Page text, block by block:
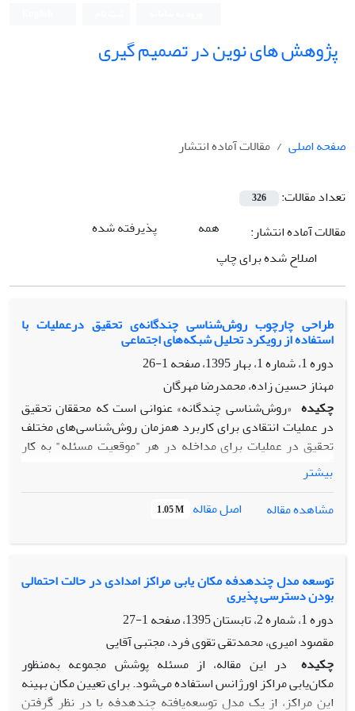
پژوهش های نوین در تصمیم گیری
صفحه اصلی مقالات آماده انتشار
تعداد مقالات: 326
مقالات آماده انتشار: همه
پذیرفته شده
اصلاح شده برای چاپ
طراحی چارچوب روش‌شناسی چندگانه‌ی تحقیق درعملیات با
استفاده از رویکرد تحلیل شبکه‌های اجتماعی
دوره 1، شماره 1، بهار 1395، صفحه
1-26
مهناز حسین زاده، محمدرضا مهرگان
چکیده «روش‌شناسی چندگانه» عنوانی است که محققان تحقیق
در عملیات انتقادی برای کاربرد همزمان روش‌شناسی‌های مختلف
تحقیق در عملیات برای مداخله در هر "موقعیت مسئله" به کار
گرفته‌اند. این اندیشمندان بر این باورند که می‌توان ضمن
درنظرگرفتن نقاط قوت و ضعف روش‌شناسی‌های مختلف تحقیق در
عملیات با توجه به مبانی نظری آنها و علی‌رغم ریشه داشتن در
پارادایم‌های متفاوت، این روش‌شناسی‌ها را به صورت مکمل برای
بهبود یک موقعیت مسئله به کار گرفت. در این پژوهش تلاش شده
و نرم‌افزارهای UCINET و NetDraw، چارچوب روش‌شناسی
چندگانه محققان پیشین تکمیل گردد. این‌گونه که
توجه به ابعاد موقعیت مسئله در ایران پیشنهاد کنیم. محاسبه
مواردی از قبیل مرکزیت درجه، نقاط ایزوله، قدرتمندترین
روش‌شناسی‌ها و موارد نیازمند توسعه در روش‌شناسی‌های
تحقیق‌در عملیات مشخص کرده‌اند. تحلیل‌های حاصل از پژوهش،
بیشتر
مشاهده مقاله
اصل مقاله 1.05 M
توسعه مدل چندهدفه مکان یابی مراکز امدادی در حالت احتمالی
بودن دسترسی پذیری
دوره 1، شماره 2، تابستان 1395، صفحه
1-27
مقصود امیری، محمدتقی تقوی فرد، مجتبی آقایی
چکیده
در این مقاله، از مسئله پوشش مجموعه به‌منظور
مکان‌یابی مراکز اورژانس استفاده می‌شود. برای تعیین مکان بهینه
این مراکز، از یک مدل توسعه‌یافته چندهدفه با در نظر گرفتن